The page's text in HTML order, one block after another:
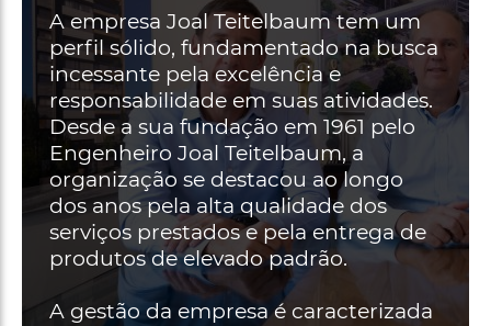
A empresa Joal Teitelbaum tem um
perfil sólido, fundamentado na busca
incessante pela excelência e
responsabilidade em suas atividades.
Desde a sua fundação em 1961 pelo
Engenheiro Joal Teitelbaum, a
organização se destacou ao longo
dos anos pela alta qualidade dos
serviços prestados e pela entrega de
produtos de elevado padrão.
A gestão da empresa é caracterizada